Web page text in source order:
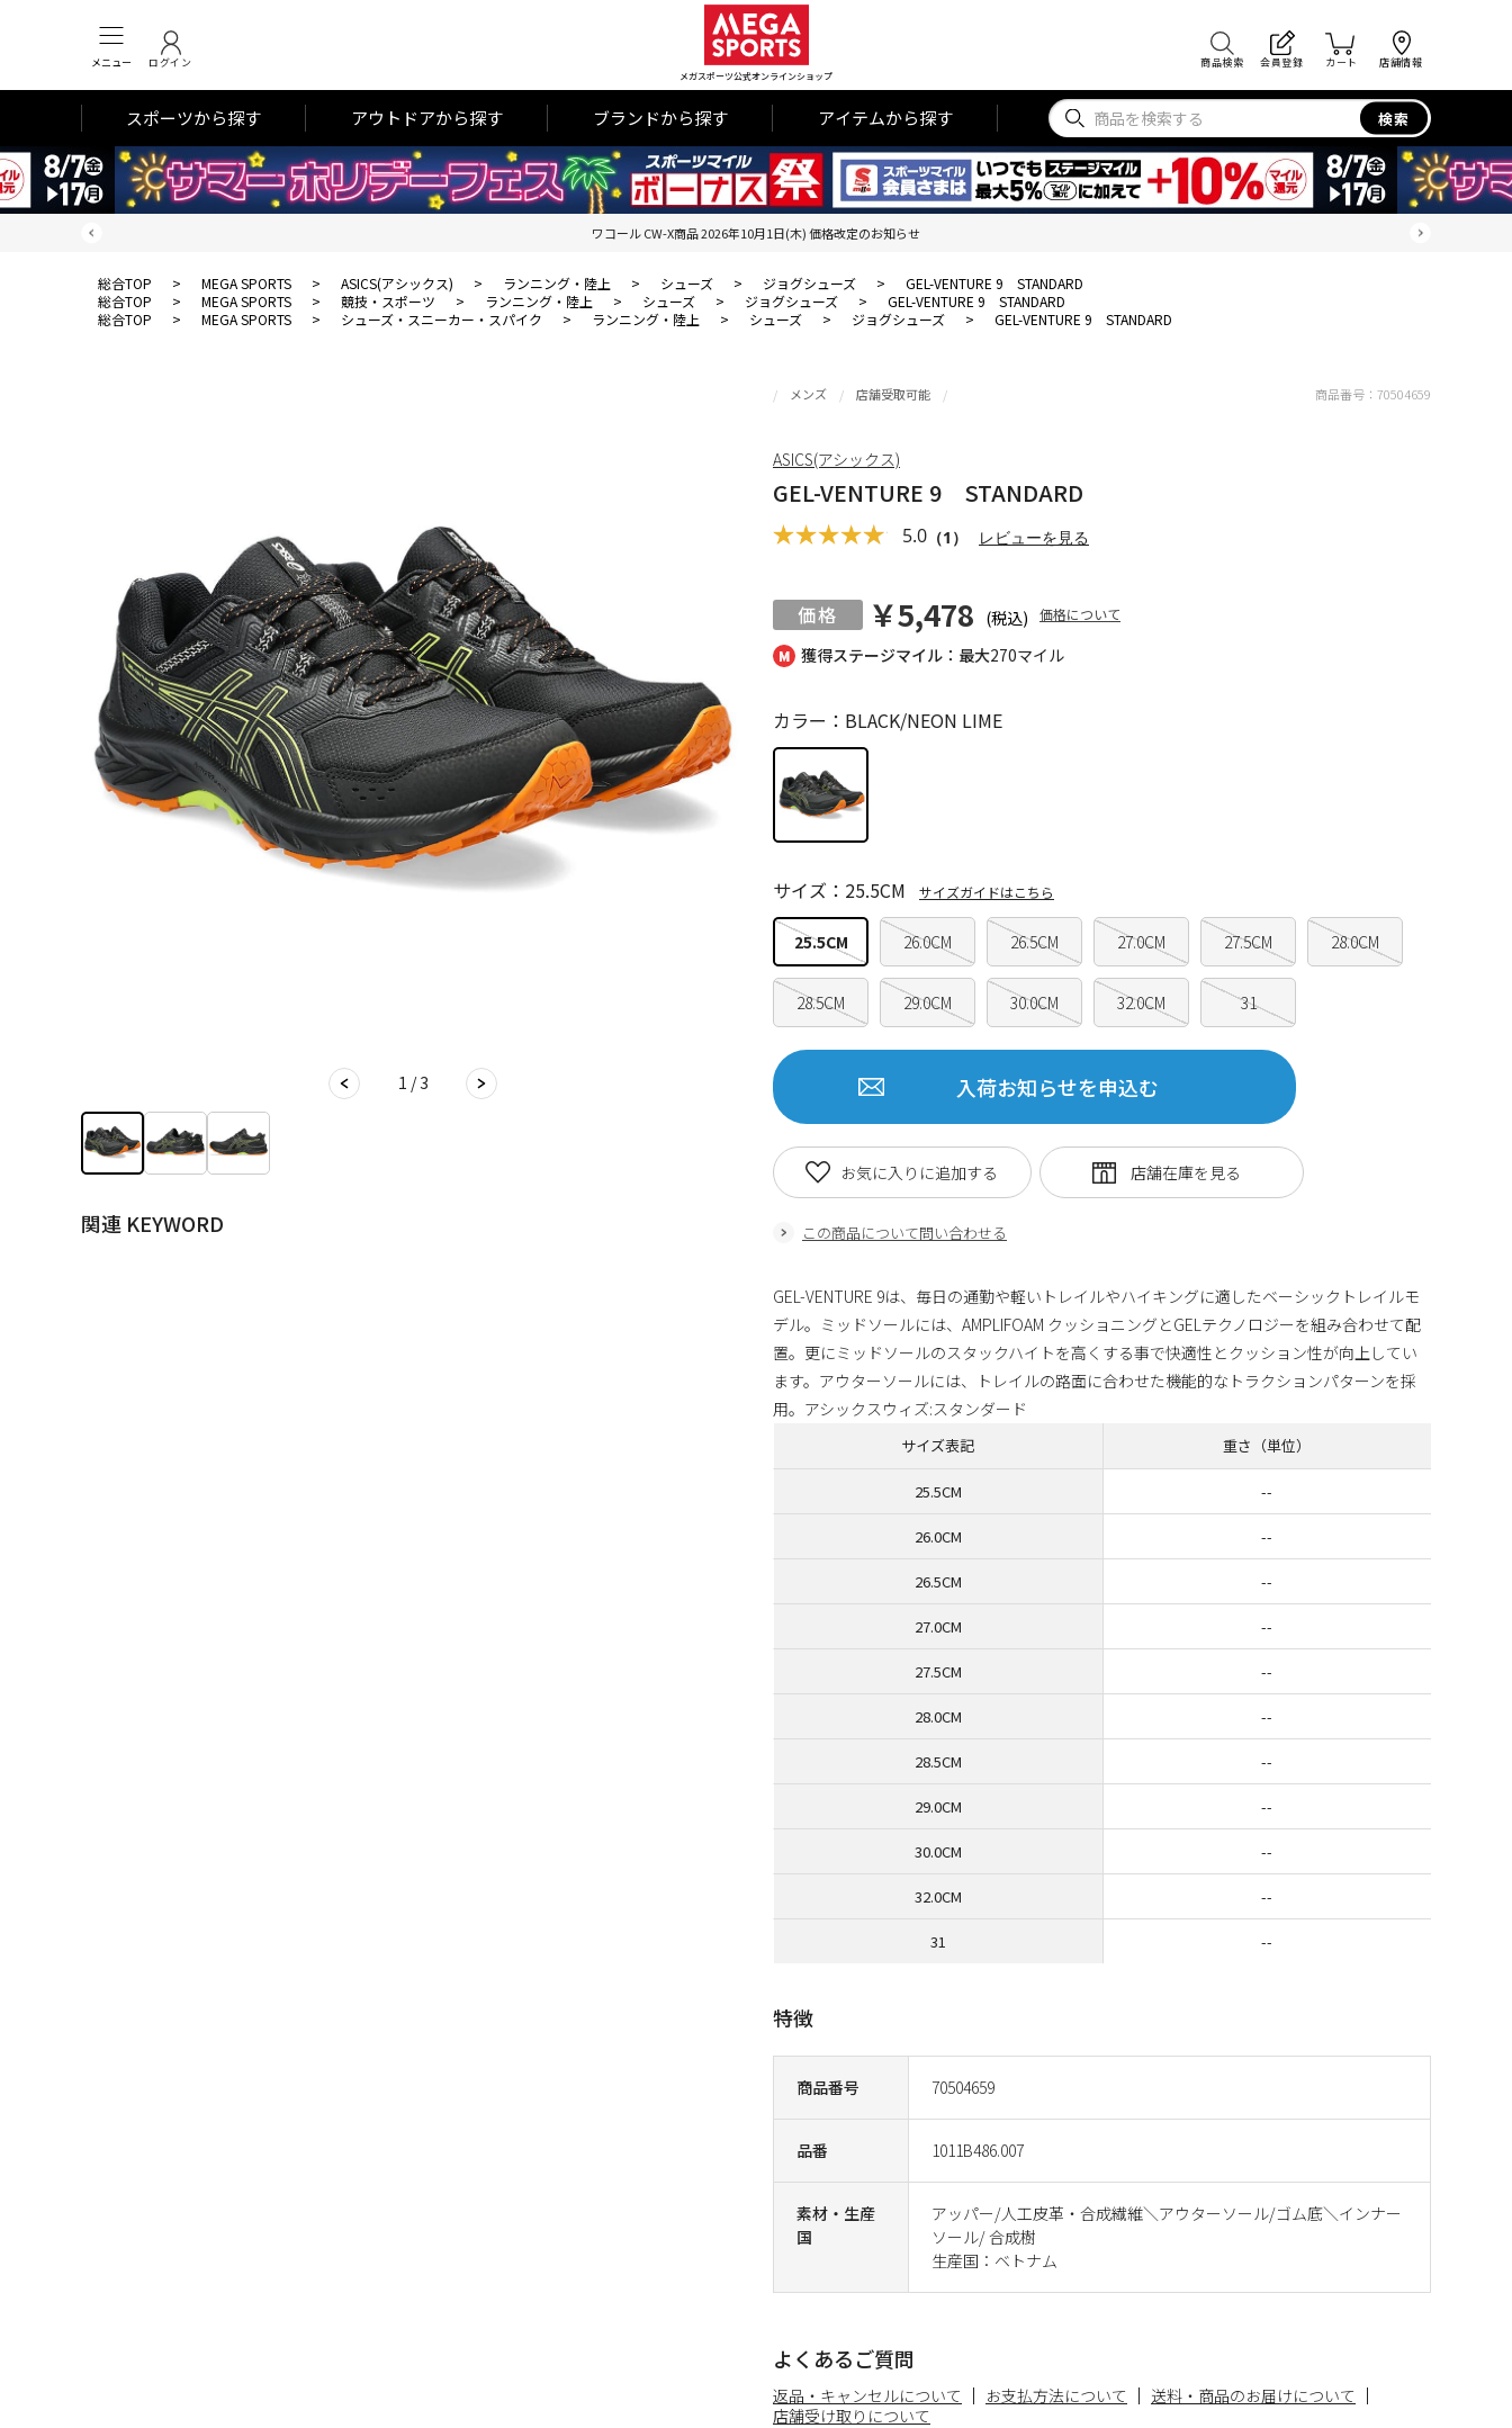
メニュー ログイン
メガスポーツ公式オンラインショップ
商品検索 会員登録 カート 店舗情報
スポーツから探す アウトドアから探す ブランドから探す アイテムから探す 検索
ワコール CW-X商品 2026年10月1日(木) 価格改定のお知らせ
総合TOP > MEGA SPORTS > ASICS(アシックス) > ランニング・陸上 > シューズ > ジョグシューズ >
GEL-VENTURE 9 STANDARD
総合TOP
> MEGA SPORTS > 競技・スポーツ > ランニング・陸上 > シューズ > ジョグシューズ >
GEL-VENTURE 9 STANDARD
総合TOP
> MEGA SPORTS > シューズ・スニーカー・スパイク > ランニング・陸上 > シューズ > ジョグシューズ > GEL-VENTURE 9 STANDARD
1 / 3
関連 KEYWORD
獲得ステージマイル：最大270マイル
メンズ 店舗受取可能
GEL-VENTURE 9 STANDARD
5.0 （1） レビューを見る
￥5,478 (税込) 価格について
商品番号 70504659
品番 1011B486.007
素材・生産
国
アッパー/人工皮革・合成繊維＼アウターソール/ゴム底＼インナー
ソール/ 合成樹
生産国：ベトナム
カラー：BLACK/NEON LIME
25.5CM 26.0CM 26.5CM 27.0CM 27.5CM 28.0CM
28.5CM 29.0CM 30.0CM 32.0CM 31
サイズ：25.5CM サイズガイドはこちら
入荷お知らせを申込む
この商品について問い合わせる
お気に入りに追加する
商品番号： 70504659
ASICS(アシックス)
GEL-VENTURE 9は、毎日の通勤や軽いトレイルやハイキングに適したベーシックトレイルモ
デル。ミッドソールには、AMPLIFOAM クッショニングとGELテクノロジーを組み合わせて配
置。更にミッドソールのスタックハイトを高くする事で快適性とクッション性が向上してい
ます。アウターソールには、トレイルの路面に合わせた機能的なトラクションパターンを採
用。アシックスウィズ:スタンダード
特徴
よくあるご質問
返品・キャンセルについて お支払方法について
送料・商品のお届けについて
店舗受け取りについて
サイズ表記 重さ（単位）
25.5CM --
26.0CM --
26.5CM --
27.0CM --
27.5CM --
28.0CM --
28.5CM --
29.0CM --
30.0CM --
32.0CM --
31 --